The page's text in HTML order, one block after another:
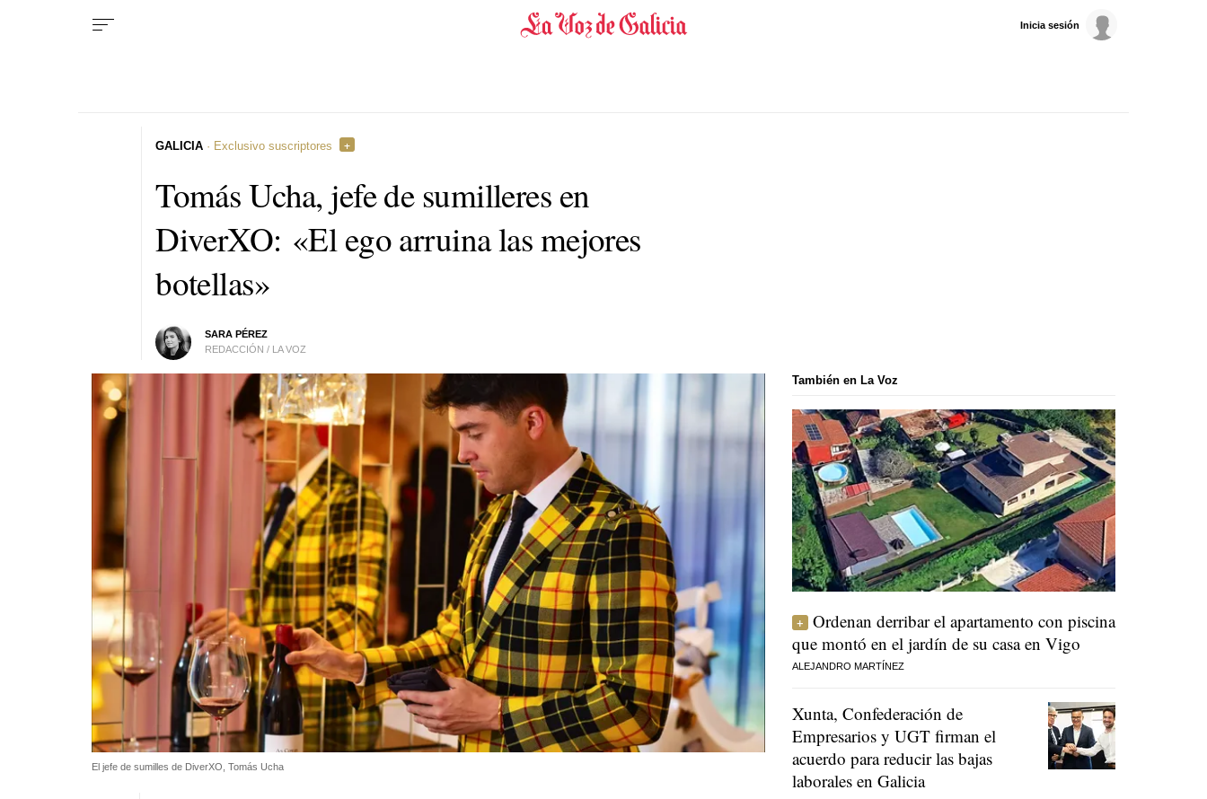
Inicia sesión
Tomás Ucha, jefe de sumilleres en
DiverXO: «El ego arruina las mejores
botellas»
SARA PÉREZ
REDACCIÓN / LA VOZ
GALICIA · Exclusivo suscriptores
El jefe de sumilles de DiverXO, Tomás Ucha
También en La Voz
Ordenan derribar el apartamento con piscina
que montó en el jardín de su casa en Vigo
ALEJANDRO MARTÍNEZ
Xunta, Confederación de
Empresarios y UGT firman el
acuerdo para reducir las bajas
laborales en Galicia